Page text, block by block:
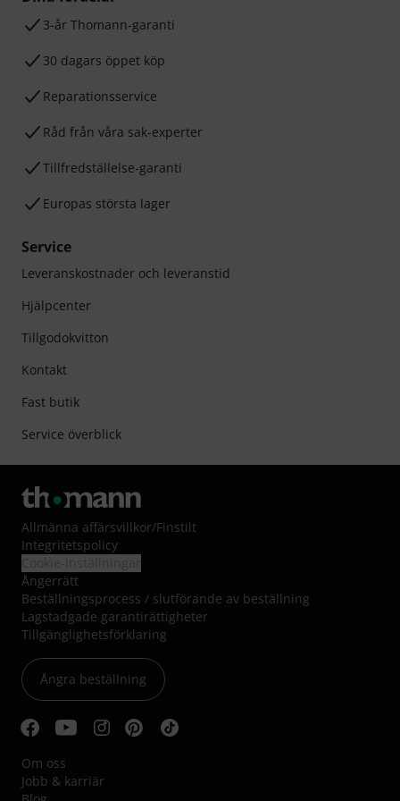
3-år Thomann-garanti
30 dagars öppet köp
Reparationsservice
Råd från våra sak-experter
Tillfredställelse-garanti
Europas största lager
Service
Leveranskostnader och leveranstid
Hjälpcenter
Tillgodokvitton
Kontakt
Fast butik
Service överblick
Allmänna affärsvillkor/Finstilt
Integritetspolicy
Ångerrätt
Beställningsprocess / slutförande av beställning
Lagstadgade garantirättigheter
Tillgänglighetsförklaring
Ångra beställning
Om oss
Jobb & karriär